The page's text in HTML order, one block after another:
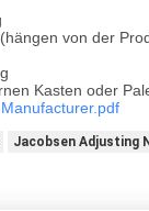
von der
Kasten oder
Jacobsen Adjusting